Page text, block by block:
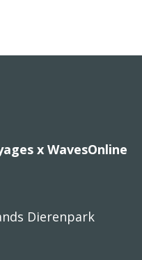
x WavesOnline
Dierenpark